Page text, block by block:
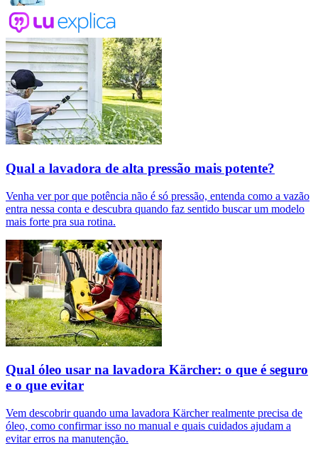
Qual a lavadora de alta pressão mais potente?
Venha ver por que potência não é só pressão, entenda como a vazão
entra nessa conta e descubra quando faz sentido buscar um modelo
mais forte pra sua rotina.
Qual óleo usar na lavadora Kärcher: o que é seguro
e o que evitar
Vem descobrir quando uma lavadora Kärcher realmente precisa de
óleo, como confirmar isso no manual e quais cuidados ajudam a
evitar erros na manutenção.